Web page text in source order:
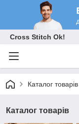
Cross Stitch Ok!
Каталог товарів
Каталог товарів